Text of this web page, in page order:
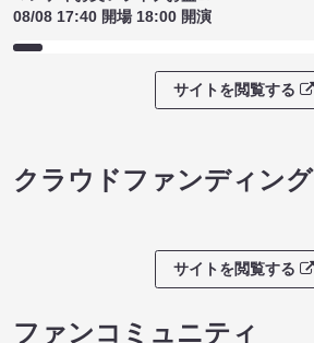
08/08 17:40 開場 18:00 開演
サイトを閲覧する
クラウドファンディング
サイトを閲覧する
ファンコミュニティ